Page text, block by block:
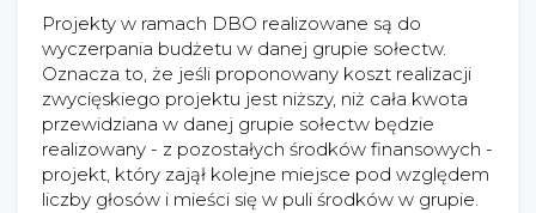
Projekty w ramach DBO realizowane są do
wyczerpania budżetu w danej grupie sołectw.
Oznacza to, że jeśli proponowany koszt realizacji
zwycięskiego projektu jest niższy, niż cała kwota
przewidziana w danej grupie sołectw będzie
realizowany - z pozostałych środków finansowych -
projekt, który zajął kolejne miejsce pod względem
liczby głosów i mieści się w puli środków w grupie.